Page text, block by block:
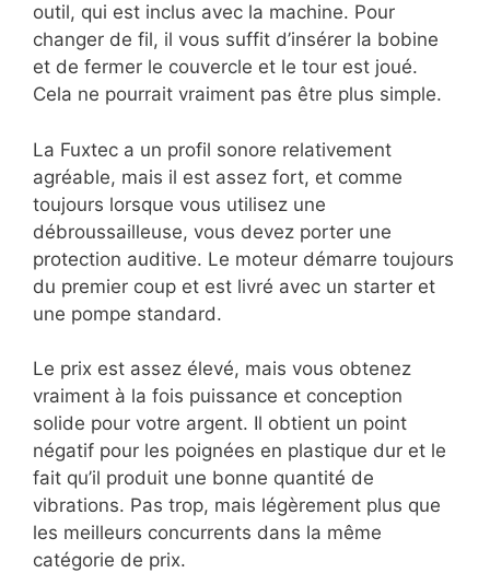
outil, qui est inclus avec la machine. Pour
changer de fil, il vous suffit d’insérer la bobine
et de fermer le couvercle et le tour est joué.
Cela ne pourrait vraiment pas être plus simple.
La Fuxtec a un profil sonore relativement
agréable, mais il est assez fort, et comme
toujours lorsque vous utilisez une
débroussailleuse, vous devez porter une
protection auditive. Le moteur démarre toujours
du premier coup et est livré avec un starter et
une pompe standard.
Le prix est assez élevé, mais vous obtenez
vraiment à la fois puissance et conception
solide pour votre argent. Il obtient un point
négatif pour les poignées en plastique dur et le
fait qu’il produit une bonne quantité de
vibrations. Pas trop, mais légèrement plus que
les meilleurs concurrents dans la même
catégorie de prix.